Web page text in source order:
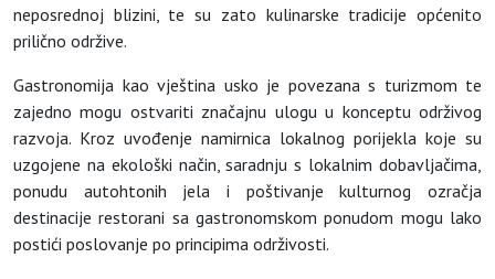
neposrednoj blizini, te su zato kulinarske tradicije općenito
prilično održive.
Gastronomija kao vještina usko je povezana s turizmom te
zajedno mogu ostvariti značajnu ulogu u konceptu održivog
razvoja. Kroz uvođenje namirnica lokalnog porijekla koje su
uzgojene na ekološki način, saradnju s lokalnim dobavljačima,
ponudu autohtonih jela i poštivanje kulturnog ozračja
destinacije restorani sa gastronomskom ponudom mogu lako
postići poslovanje po principima održivosti.